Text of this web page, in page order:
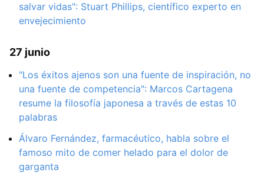
salvar vidas": Stuart Phillips, científico experto en
envejecimiento
27 junio
"Los éxitos ajenos son una fuente de inspiración, no
una fuente de competencia": Marcos Cartagena
resume la filosofía japonesa a través de estas 10
palabras
Álvaro Fernández, farmacéutico, habla sobre el
famoso mito de comer helado para el dolor de
garganta